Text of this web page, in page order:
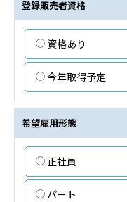
登録販売者資格
資格あり
今年取得予定
希望雇用形態
正社員
パート